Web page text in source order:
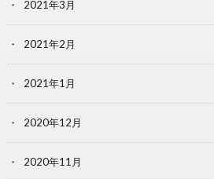
2021年3月
2021年2月
2021年1月
2020年12月
2020年11月